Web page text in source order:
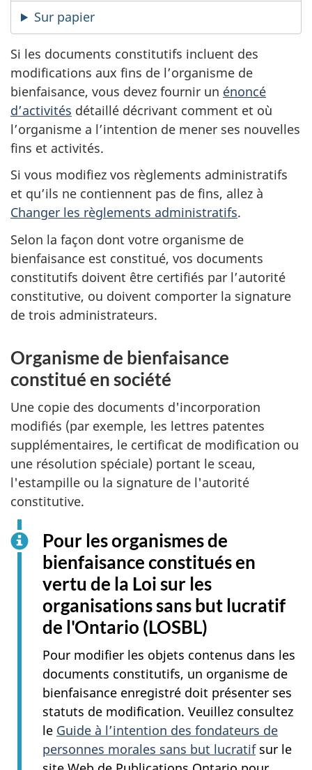
Sur papier
Si les documents constitutifs incluent des
modifications aux fins de l’organisme de
bienfaisance, vous devez fournir un énoncé
d’activités détaillé décrivant comment et où
l’organisme a l’intention de mener ses nouvelles
fins et activités.
Si vous modifiez vos règlements administratifs
et qu’ils ne contiennent pas de fins, allez à
Changer les règlements administratifs.
Selon la façon dont votre organisme de
bienfaisance est constitué, vos documents
constitutifs doivent être certifiés par l’autorité
constitutive, ou doivent comporter la signature
de trois administrateurs.
Organisme de bienfaisance
constitué en société
Une copie des documents d'incorporation
modifiés (par exemple, les lettres patentes
supplémentaires, le certificat de modification ou
une résolution spéciale) portant le sceau,
l'estampille ou la signature de l'autorité
constitutive.
Pour les organismes de
bienfaisance constitués en
vertu de la Loi sur les
organisations sans but lucratif
de l'Ontario (LOSBL)
Pour modifier les objets contenus dans les
documents constitutifs, un organisme de
bienfaisance enregistré doit présenter ses
statuts de modification. Veuillez consultez
le Guide à l’intention des fondateurs de
personnes morales sans but lucratifsur le